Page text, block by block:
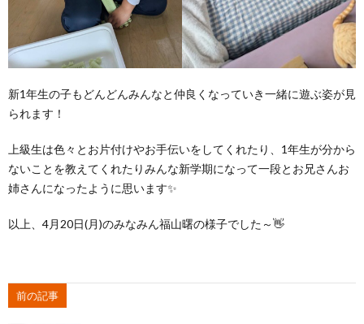
新1年生の子もどんどんみんなと仲良くなっていき一緒に遊ぶ姿が見
られます！
上級生は色々とお片付けやお手伝いをしてくれたり、1年生が分から
ないことを教えてくれたりみんな新学期になって一段とお兄さんお
姉さんになったように思います✨
以上、4月20日(月)のみなみん福山曙の様子でした～👋
前の記事